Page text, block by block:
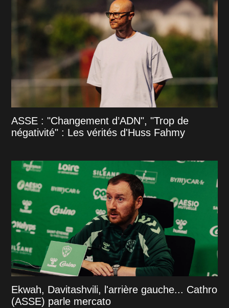
ASSE : "Changement d’ADN", "Trop de
négativité" : Les vérités d'Huss Fahmy
Ekwah, Davitashvili, l'arrière gauche... Cathro
(ASSE) parle mercato